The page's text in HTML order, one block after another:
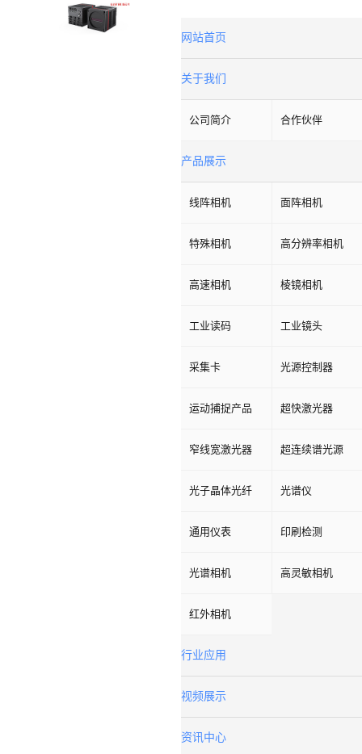
网站首页
关于我们
公司简介 合作伙伴
产品展示
线阵相机 面阵相机
特殊相机 高分辨率相机
高速相机 棱镜相机
工业读码 工业镜头
采集卡 光源控制器
运动捕捉产品 超快激光器
窄线宽激光器 超连续谱光源
光子晶体光纤 光谱仪
通用仪表 印刷检测
光谱相机 高灵敏相机
红外相机
行业应用
视频展示
资讯中心